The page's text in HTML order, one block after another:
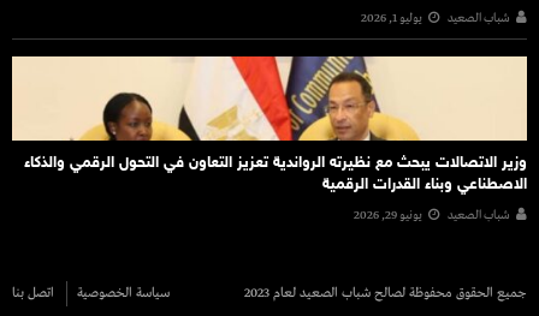
شباب الصعيد يوليو 1, 2026
وزير الاتصالات يبحث مع نظيرته الرواندية تعزيز التعاون في التحول الرقمي والذكاء
الاصطناعي وبناء القدرات الرقمية
شباب الصعيد يونيو 29, 2026
جميع الحقوق محفوظة لصالح شباب الصعيد لعام 2023 سياسة الخصوصية اتصل بنا